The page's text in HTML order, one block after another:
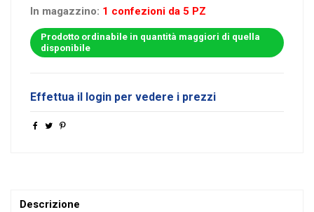
In magazzino: 1 confezioni da 5 PZ
Prodotto ordinabile in quantità maggiori di quella
disponibile
Effettua il login per vedere i prezzi
Descrizione